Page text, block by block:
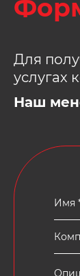
Для
услугах
Наш